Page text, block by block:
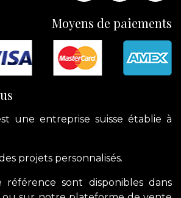
Moyens de paiements
une entreprise suisse établie à
projets personnalisés.
référence sont disponibles dans